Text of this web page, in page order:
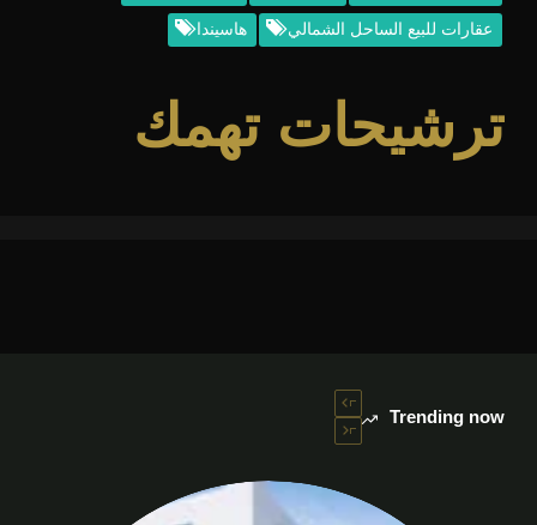
عقارات للبيع الساحل الشمالي هاسيندا
ترشيحات تهمك
Trending now